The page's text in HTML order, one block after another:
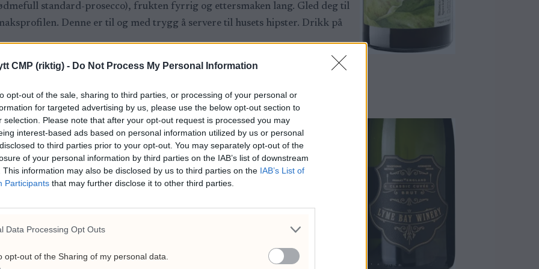
CMP (riktig) - Do Not Process My Personal Information
opt-out of the sale, sharing to third parties, or processing of your personal or
for targeted advertising by us, please use the below opt-out section to
selection. Please note that after your opt-out request is processed you may
interest-based ads based on personal information utilized by us or personal
to third parties prior to your opt-out. You may separately opt-out of the
of your personal information by third parties on the IAB’s list of downstream
This information may also be disclosed by us to third parties on the IAB’s List of
Participants that may further disclose it to other third parties.
Data Processing Opt Outs
opt-out of the Sharing of my personal data.
standard-prosecco), frukten fyrrig og ettersmaken lang. Gled deg til
Denne er til og med trygg å servere til husets hipster. Drikk på
vinen. Som mange andre artsfrender fra samme øy, er dette en
seg godt for de klassiske Champagnedruene, så disse Pinot- og
jord. Resultatet blir deilige, kremede bobler, en eplete og digg frukt, god
til det du ellers ville ha gått i Champagnehyllen for, eller bare for seg selv.
en løyromtoast eller noen blinis med ekte størkaviar, så er festen i gang.